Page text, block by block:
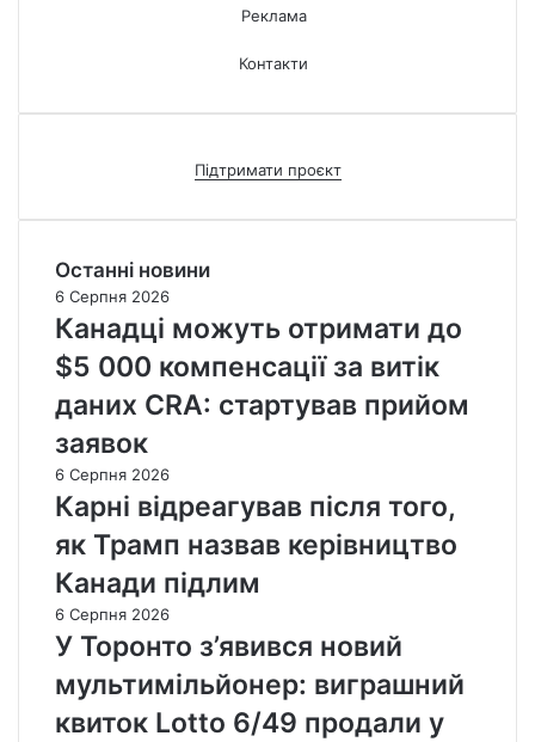
Реклама
Контакти
Підтримати проєкт
Останні новини
6 Серпня 2026
Канадці можуть отримати до
$5 000 компенсації за витік
даних CRA: стартував прийом
заявок
6 Серпня 2026
Карні відреагував після того,
як Трамп назвав керівництво
Канади підлим
6 Серпня 2026
У Торонто з’явився новий
мультимільйонер: виграшний
квиток Lotto 6/49 продали у